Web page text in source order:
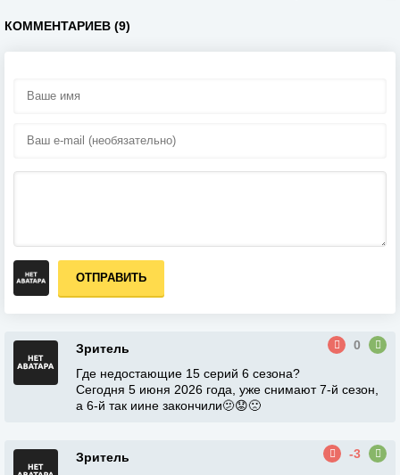
КОММЕНТАРИЕВ (9)
ОТПРАВИТЬ
Зритель
0
Где недостающие 15 серий 6 сезона?
Сегодня 5 июня 2026 года, уже снимают 7-й сезон,
а 6-й так иине закончили🫤😟🙁
Зритель
-3